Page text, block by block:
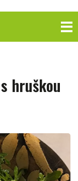
hruškou